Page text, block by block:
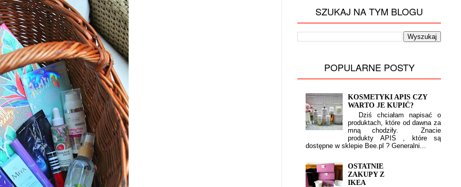
SZUKAJ NA TYM BLOGU
POPULARNE POSTY
KOSMETYKI APIS CZY
WARTO JE KUPIĆ?
Dziś chciałam napisać o
produktach, które od dawna za
mną chodziły. Znacie
produkty APIS , które są
dostępne w sklepie Bee.pl ? Generalni...
OSTATNIE
ZAKUPY Z
IKEA